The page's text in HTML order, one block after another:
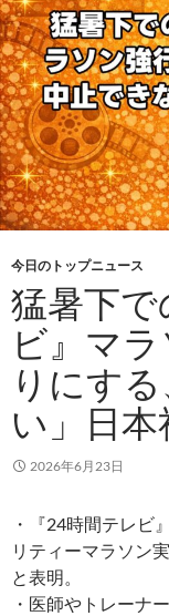
今日のトップニュース
猛暑下で
ビ』マ
りにす
い」日
2026年6月23日
・『24時間テレビ
リティーマラソン
と表明。
・医師やトレーナ